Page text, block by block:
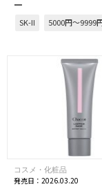
ー
SK-II 5000円～9999
コスメ・化粧品
発売日：2026.03.20